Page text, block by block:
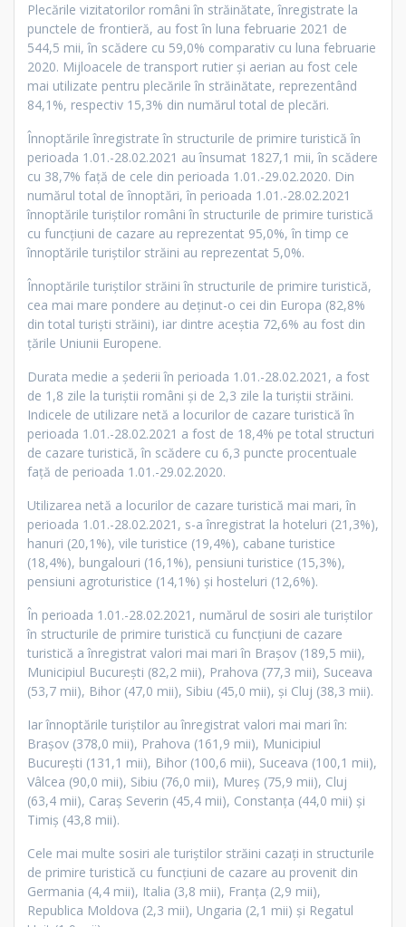
Plecările vizitatorilor români în străinătate, înregistrate la
punctele de frontieră, au fost în luna februarie 2021 de
544,5 mii, în scădere cu 59,0% comparativ cu luna februarie
2020. Mijloacele de transport rutier și aerian au fost cele
mai utilizate pentru plecările în străinătate, reprezentând
84,1%, respectiv 15,3% din numărul total de plecări.
Înnoptările înregistrate în structurile de primire turistică în
perioada 1.01.-28.02.2021 au însumat 1827,1 mii, în scădere
cu 38,7% faţă de cele din perioada 1.01.-29.02.2020. Din
numărul total de înnoptări, în perioada 1.01.-28.02.2021
înnoptările turiştilor români în structurile de primire turistică
cu funcţiuni de cazare au reprezentat 95,0%, în timp ce
înnoptările turiştilor străini au reprezentat 5,0%.
Înnoptările turiştilor străini în structurile de primire turistică,
cea mai mare pondere au deţinut-o cei din Europa (82,8%
din total turişti străini), iar dintre aceştia 72,6% au fost din
ţările Uniunii Europene.
Durata medie a şederii în perioada 1.01.-28.02.2021, a fost
de 1,8 zile la turiştii români şi de 2,3 zile la turiştii străini.
Indicele de utilizare netă a locurilor de cazare turistică în
perioada 1.01.-28.02.2021 a fost de 18,4% pe total structuri
de cazare turistică, în scădere cu 6,3 puncte procentuale
faţă de perioada 1.01.-29.02.2020.
Utilizarea netă a locurilor de cazare turistică mai mari, în
perioada 1.01.-28.02.2021, s-a înregistrat la hoteluri (21,3%),
hanuri (20,1%), vile turistice (19,4%), cabane turistice
(18,4%), bungalouri (16,1%), pensiuni turistice (15,3%),
pensiuni agroturistice (14,1%) şi hosteluri (12,6%).
În perioada 1.01.-28.02.2021, numărul de sosiri ale turiştilor
în structurile de primire turistică cu funcţiuni de cazare
turistică a înregistrat valori mai mari în Braşov (189,5 mii),
Municipiul Bucureşti (82,2 mii), Prahova (77,3 mii), Suceava
(53,7 mii), Bihor (47,0 mii), Sibiu (45,0 mii), şi Cluj (38,3 mii).
Iar înnoptările turiştilor au înregistrat valori mai mari în:
Braşov (378,0 mii), Prahova (161,9 mii), Municipiul
Bucureşti (131,1 mii), Bihor (100,6 mii), Suceava (100,1 mii),
Vâlcea (90,0 mii), Sibiu (76,0 mii), Mureș (75,9 mii), Cluj
(63,4 mii), Caraș Severin (45,4 mii), Constanța (44,0 mii) şi
Timiș (43,8 mii).
Cele mai multe sosiri ale turiştilor străini cazaţi in structurile
de primire turistică cu funcţiuni de cazare au provenit din
Germania (4,4 mii), Italia (3,8 mii), Franţa (2,9 mii),
Republica Moldova (2,3 mii), Ungaria (2,1 mii) şi Regatul